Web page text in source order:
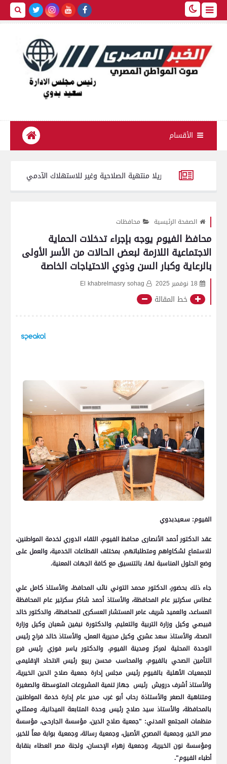
الأقسام
تموين
الصفحة الرئيسية محافظات
محافظ الفيوم يوجه بإجراء تدخلات الحماية
الاجتماعية اللازمة لبعض الحالات من الأسر الأولى
بالرعاية وكبار السن وذوي الاحتياجات الخاصة
18 نوفمبر 2025 El khabrelmasry sohag
خط المقالة
الفيوم: سـعيدبدوي
عقد الدكتور أحمد الأنصارى محافظ الفيوم، اللقاء الدوري لخدمة المواطنين،
للاستماع لشكاواهم ومتطلباتهم، بمختلف القطاعات الخدمية، والعمل على
وضع الحلول المناسبة لها، بالتنسيق مع كافة الجهات المعنية.
جاء ذلك بحضور، الدكتور محمد التوني نائب المحافظ، والأستاذ كامل علي
غطاس سكرتير عام المحافظة، والأستاذ أحمد شاكر سكرتير عام المحافظة
المساعد، والعميد شريف عامر المستشار العسكرى للمحافظة، والدكتور خالد
قبيصي وكيل وزارة التربية والتعليم، والدكتورة نيفين شعبان وكيل وزارة
الصحة، والأستاذ سعد عشري وكيل مديرية العمل، والأستاذ خالد فراج رئيس
الوحدة المحلية لمركز ومدينة الفيوم، والدكتور ياسر فوزي رئيس فرع
التأمين الصحي بالفيوم، والمحاسب محسن ربيع رئيس الاتحاد الإقليمى
للجمعيات الأهلية بالفيوم رئيس مجلس إدارة جمعية صلاح الدين الخيرية،
والأستاذ أشرف درويش رئيس جهاز تنمية المشروعات المتوسطة والصغيرة
ومتناهية الصغر والأستاذة رحاب أبو غرب مدير عام إدارة خدمة المواطنين
بالمحافظة، والأستاذ سيد صلاح رئيس وحدة المتابعة الميدانية، وممثلي
منظمات المجتمع المدني: "جمعية صلاح الدين، مؤسسة الجارحى، مؤسسة
مصر الخير، وجمعية المصري الأصيل، وجمعية رسالة، وجمعية بوابة معاً للخير،
ومؤسسة نون الخيرية، وجمعية زهراء الإحسان، ولجنة مصر العطاء بنقابة
أطباء الفيوم".